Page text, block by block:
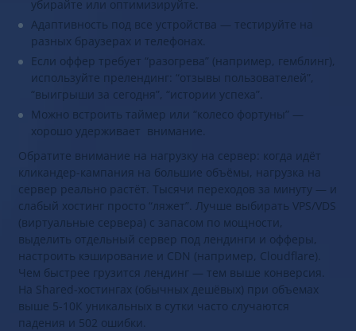
убирайте или оптимизируйте.
Адаптивность под все устройства — тестируйте на
разных браузерах и телефонах.
Если оффер требует “разогрева” (например, гемблинг),
используйте прелендинг: “отзывы пользователей”,
“выигрыши за сегодня”, “истории успеха”.
Можно встроить таймер или “колесо фортуны” —
хорошо удерживает внимание.
Обратите внимание на нагрузку на сервер: когда идёт
кликандер-кампания на большие объёмы, нагрузка на
сервер реально растёт. Тысячи переходов за минуту — и
слабый хостинг просто “ляжет”. Лучше выбирать VPS/VDS
(виртуальные сервера) с запасом по мощности,
выделить отдельный сервер под лендинги и офферы,
настроить кэширование и CDN (например, Cloudflare).
Чем быстрее грузится лендинг — тем выше конверсия.
На Shared-хостингах (обычных дешёвых) при объемах
выше 5-10К уникальных в сутки часто случаются
падения и 502 ошибки.